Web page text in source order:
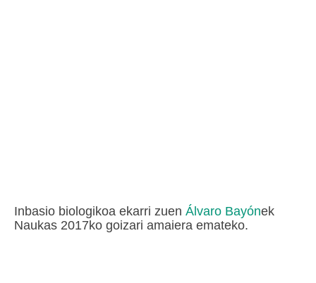
Inbasio biologikoa ekarri zuen Álvaro Bayónek
Naukas 2017ko goizari amaiera emateko.